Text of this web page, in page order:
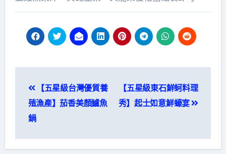
章
導
覽
【五星級台灣優質養
殖漁產】茄香美顏鱸魚
鍋
【五星級東石鮮蚵料理
秀】起士如意鮮蠔宴